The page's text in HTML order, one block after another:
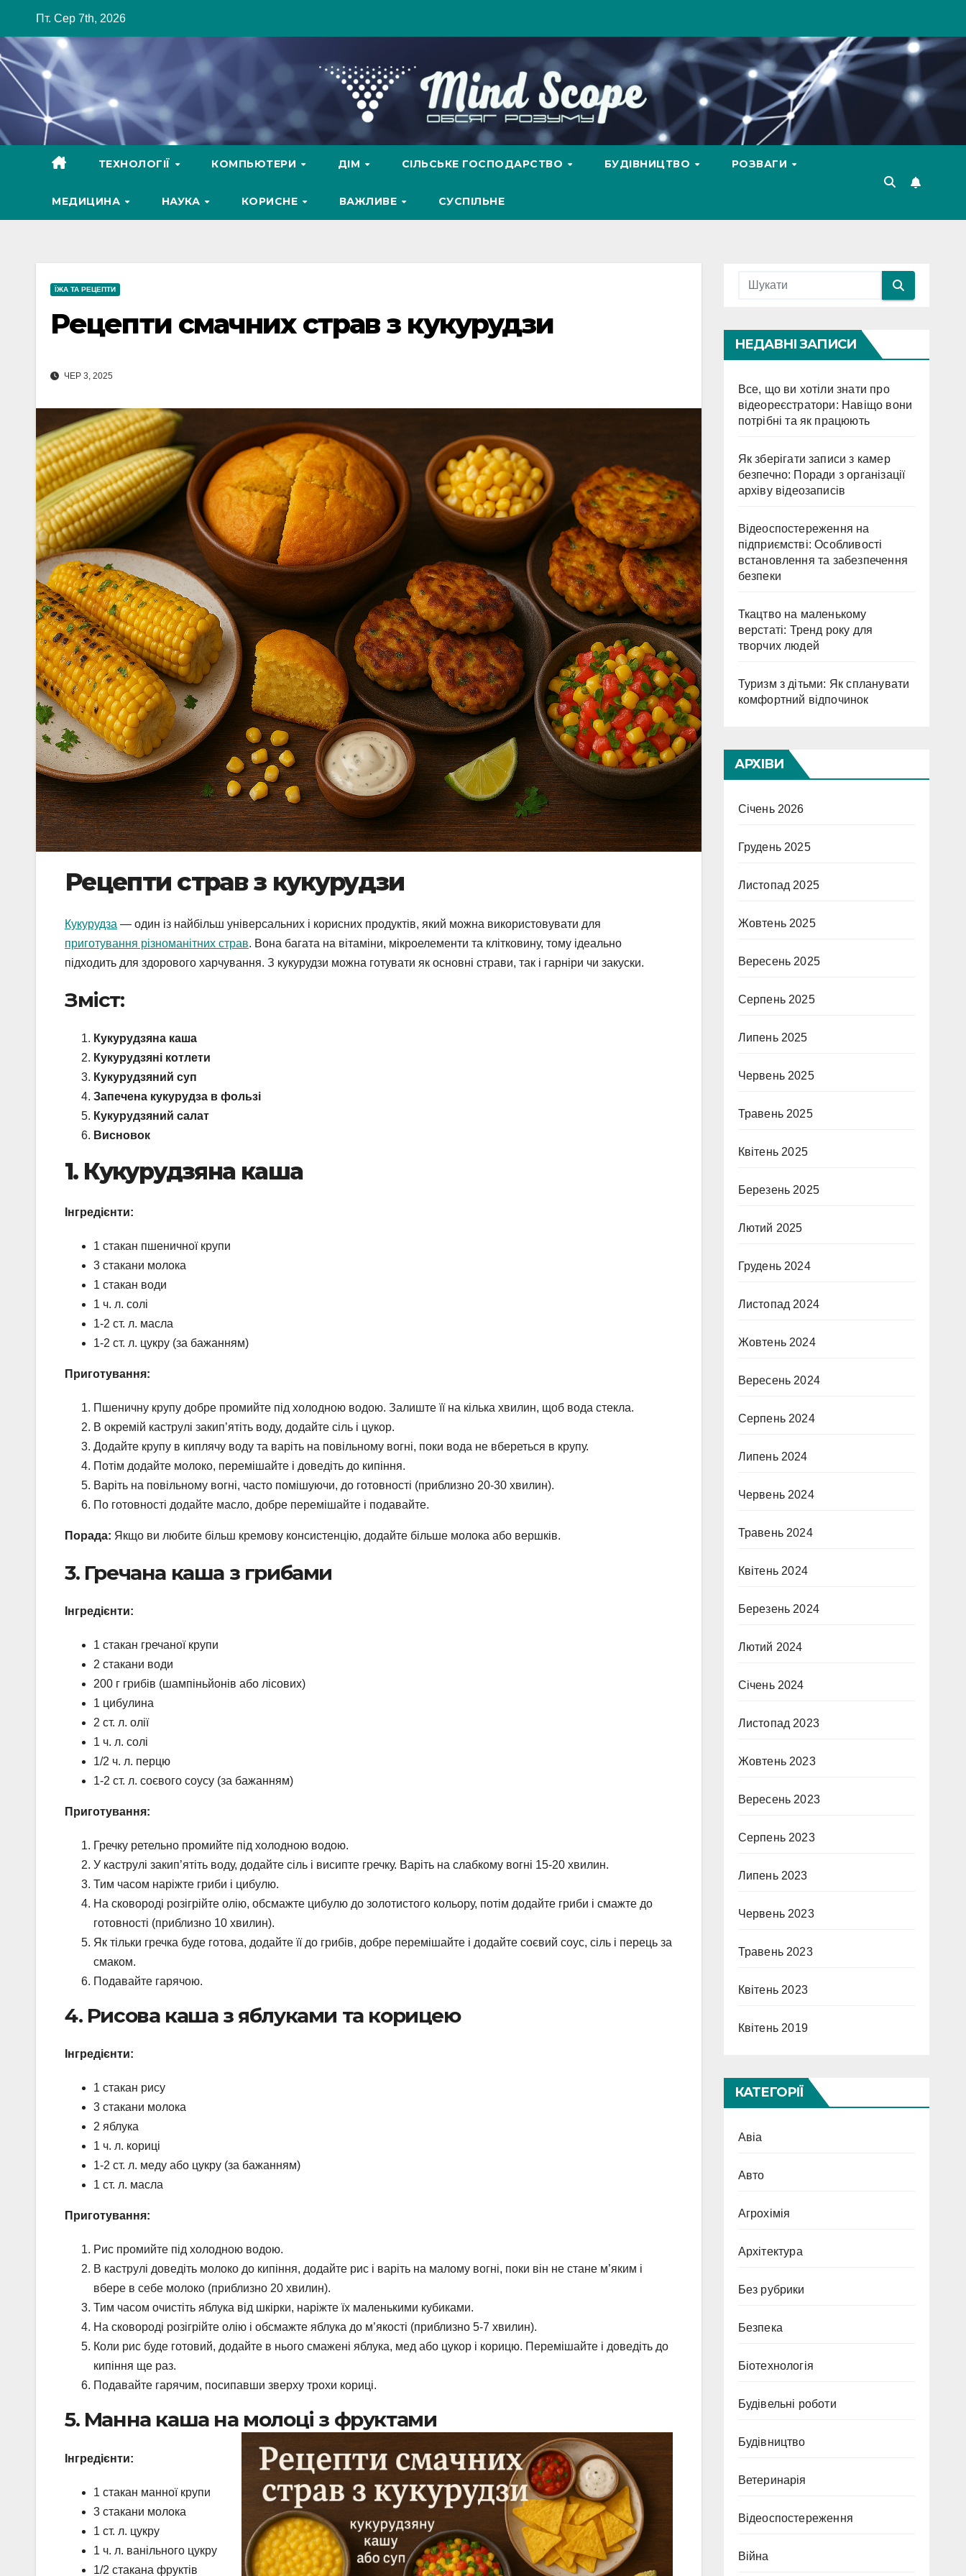
content
Пт. Сер 7th, 2026
ТЕХНОЛОГІЇ КОМПЬЮТЕРИ ДІМ СІЛЬСЬКЕ ГОСПОДАРСТВО БУДІВНИЦТВО РОЗВАГИ
МЕДИЦИНА НАУКА КОРИСНЕ ВАЖЛИВЕ СУСПІЛЬНЕ
ЇЖА ТА РЕЦЕПТИ
Рецепти смачних страв з кукурудзи
ЧЕР 3, 2025
Рецепти страв з кукурудзи
Кукурудза — один із найбільш універсальних і корисних продуктів, який можна використовувати для
приготування різноманітних страв. Вона багата на вітаміни, мікроелементи та клітковину, тому ідеально
підходить для здорового харчування. З кукурудзи можна готувати як основні страви, так і гарніри чи закуски.
Зміст:
Кукурудзяна каша
Кукурудзяні котлети
Кукурудзяний суп
Запечена кукурудза в фользі
Кукурудзяний салат
Висновок
1. Кукурудзяна каша
Інгредієнти:
1 стакан пшеничної крупи
3 стакани молока
1 стакан води
1 ч. л. солі
1-2 ст. л. масла
1-2 ст. л. цукру (за бажанням)
Приготування:
Пшеничну крупу добре промийте під холодною водою. Залиште її на кілька хвилин, щоб вода стекла.
В окремій каструлі закип’ятіть воду, додайте сіль і цукор.
Додайте крупу в киплячу воду та варіть на повільному вогні, поки вода не вбереться в крупу.
Потім додайте молоко, перемішайте і доведіть до кипіння.
Варіть на повільному вогні, часто помішуючи, до готовності (приблизно 20-30 хвилин).
По готовності додайте масло, добре перемішайте і подавайте.
Порада: Якщо ви любите більш кремову консистенцію, додайте більше молока або вершків.
3. Гречана каша з грибами
Інгредієнти:
1 стакан гречаної крупи
2 стакани води
200 г грибів (шампіньйонів або лісових)
1 цибулина
2 ст. л. олії
1 ч. л. солі
1/2 ч. л. перцю
1-2 ст. л. соєвого соусу (за бажанням)
Приготування:
Гречку ретельно промийте під холодною водою.
У каструлі закип’ятіть воду, додайте сіль і висипте гречку. Варіть на слабкому вогні 15-20 хвилин.
Тим часом наріжте гриби і цибулю.
На сковороді розігрійте олію, обсмажте цибулю до золотистого кольору, потім додайте гриби і смажте до
готовності (приблизно 10 хвилин).
Як тільки гречка буде готова, додайте її до грибів, добре перемішайте і додайте соєвий соус, сіль і перець за
смаком.
Подавайте гарячою.
4. Рисова каша з яблуками та корицею
Інгредієнти:
1 стакан рису
3 стакани молока
2 яблука
1 ч. л. кориці
1-2 ст. л. меду або цукру (за бажанням)
1 ст. л. масла
Приготування:
Рис промийте під холодною водою.
В каструлі доведіть молоко до кипіння, додайте рис і варіть на малому вогні, поки він не стане м’яким і
вбере в себе молоко (приблизно 20 хвилин).
Тим часом очистіть яблука від шкірки, наріжте їх маленькими кубиками.
На сковороді розігрійте олію і обсмажте яблука до м’якості (приблизно 5-7 хвилин).
Коли рис буде готовий, додайте в нього смажені яблука, мед або цукор і корицю. Перемішайте і доведіть до
кипіння ще раз.
Подавайте гарячим, посипавши зверху трохи кориці.
5. Манна каша на молоці з фруктами
Інгредієнти:
1 стакан манної крупи
3 стакани молока
1 ст. л. цукру
1 ч. л. ванільного цукру
1/2 стакана фруктів
НЕДАВНІ ЗАПИСИ
Все, що ви хотіли знати про
відеореєстратори: Навіщо вони
потрібні та як працюють
Як зберігати записи з камер
безпечно: Поради з організації
архіву відеозаписів
Відеоспостереження на
підприємстві: Особливості
встановлення та забезпечення
безпеки
Ткацтво на маленькому
верстаті: Тренд року для
творчих людей
Туризм з дітьми: Як спланувати
комфортний відпочинок
АРХІВИ
Січень 2026
Грудень 2025
Листопад 2025
Жовтень 2025
Вересень 2025
Серпень 2025
Липень 2025
Червень 2025
Травень 2025
Квітень 2025
Березень 2025
Лютий 2025
Грудень 2024
Листопад 2024
Жовтень 2024
Вересень 2024
Серпень 2024
Липень 2024
Червень 2024
Травень 2024
Квітень 2024
Березень 2024
Лютий 2024
Січень 2024
Листопад 2023
Жовтень 2023
Вересень 2023
Серпень 2023
Липень 2023
Червень 2023
Травень 2023
Квітень 2023
Квітень 2019
КАТЕГОРІЇ
Авіа
Авто
Агрохімія
Архітектура
Без рубрики
Безпека
Біотехнологія
Будівельні роботи
Будівництво
Ветеринарія
Відеоспостереження
Війна